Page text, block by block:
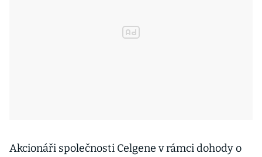
Akcionáři společnosti Celgene v rámci dohody o